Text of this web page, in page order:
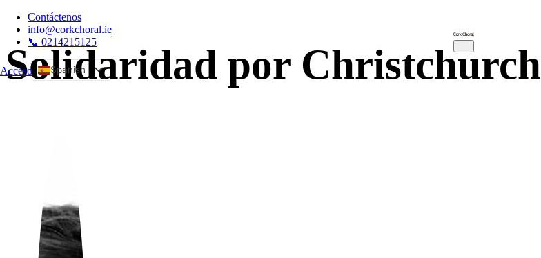
Contáctenos
info@corkchoral.ie
📞 0214215125
Acceso a
Spanish
Estonian
French
Hungarian
Solidaridad por Christchurch